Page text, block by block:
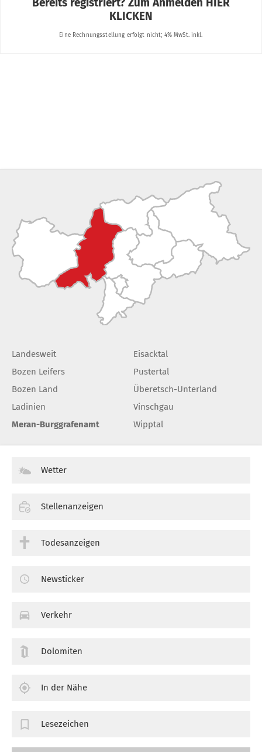
Landesweit
Bozen Leifers
Bozen Land
Ladinien
Meran-Burggrafenamt
Eisacktal
Pustertal
Überetsch-Unterland
Vinschgau
Wipptal
Wetter
Stellenanzeigen
Todesanzeigen
Newsticker
Verkehr
Dolomiten
In der Nähe
Lesezeichen